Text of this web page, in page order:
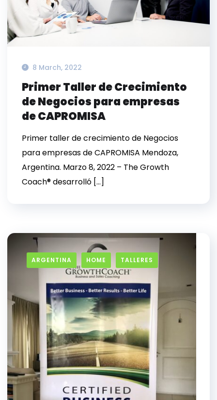
8 March, 2022
Primer Taller de Crecimiento
de Negocios para empresas
de CAPROMISA
Primer taller de crecimiento de Negocios
para empresas de CAPROMISA Mendoza,
Argentina. Marzo 8, 2022 – The Growth
Coach® desarrolló […]
ARGENTINA HOME TALLERES